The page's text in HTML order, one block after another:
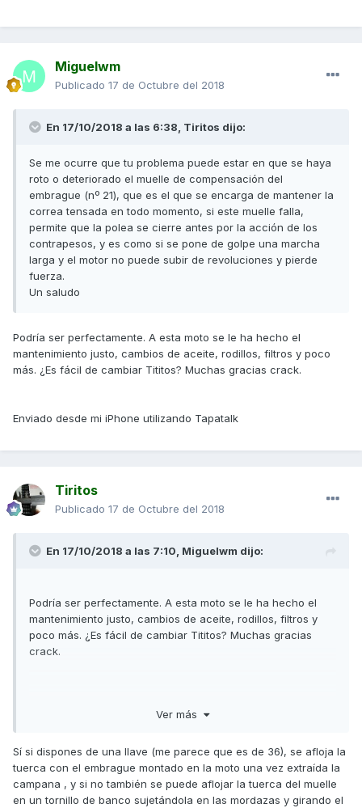
Miguelwm
Publicado 17 de Octubre del 2018
En 17/10/2018 a las 6:38, Tiritos dijo:
Se me ocurre que tu problema puede estar en que se haya
roto o deteriorado el muelle de compensación del
embrague (nº 21), que es el que se encarga de mantener la
correa tensada en todo momento, si este muelle falla,
permite que la polea se cierre antes por la acción de los
contrapesos, y es como si se pone de golpe una marcha
larga y el motor no puede subir de revoluciones y pierde
fuerza.
Un saludo
Podría ser perfectamente. A esta moto se le ha hecho el
mantenimiento justo, cambios de aceite, rodillos, filtros y poco
más. ¿Es fácil de cambiar Tititos? Muchas gracias crack.
Enviado desde mi iPhone utilizando Tapatalk
Tiritos
Publicado 17 de Octubre del 2018
En 17/10/2018 a las 7:10, Miguelwm dijo:
Podría ser perfectamente. A esta moto se le ha hecho el
mantenimiento justo, cambios de aceite, rodillos, filtros y
poco más. ¿Es fácil de cambiar Tititos? Muchas gracias
crack.
Ver más
Sí si dispones de una llave (me parece que es de 36), se afloja la
tuerca con el embrague montado en la moto una vez extraída la
campana , y si no también se puede aflojar la tuerca del muelle
en un tornillo de banco sujetándola en las mordazas y girando el